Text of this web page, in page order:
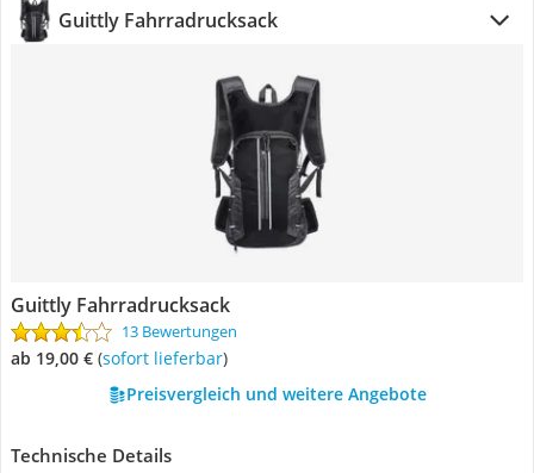
Guittly Fahrradrucksack
Guittly Fahrradrucksack
13 Bewertungen
ab 19,00 € ( Sofort lieferbar)
Preisvergleich und weitere Angebote
Technische Details